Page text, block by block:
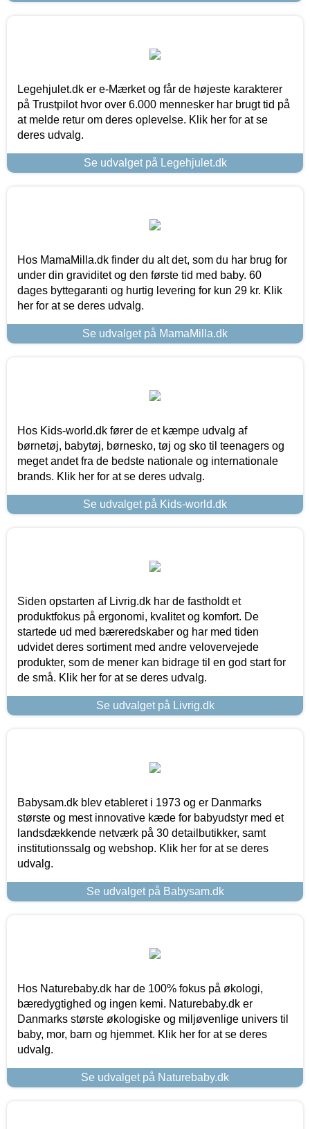
Legehjulet.dk er e-Mærket og får de højeste karakterer
på Trustpilot hvor over 6.000 mennesker har brugt tid på
at melde retur om deres oplevelse. Klik her for at se
deres udvalg.
Se udvalget på Legehjulet.dk
Hos MamaMilla.dk finder du alt det, som du har brug for
under din graviditet og den første tid med baby. 60
dages byttegaranti og hurtig levering for kun 29 kr. Klik
her for at se deres udvalg.
Se udvalget på MamaMilla.dk
Hos Kids-world.dk fører de et kæmpe udvalg af
børnetøj, babytøj, børnesko, tøj og sko til teenagers og
meget andet fra de bedste nationale og internationale
brands. Klik her for at se deres udvalg.
Se udvalget på Kids-world.dk
Siden opstarten af Livrig.dk har de fastholdt et
produktfokus på ergonomi, kvalitet og komfort. De
startede ud med bæreredskaber og har med tiden
udvidet deres sortiment med andre velovervejede
produkter, som de mener kan bidrage til en god start for
de små. Klik her for at se deres udvalg.
Se udvalget på Livrig.dk
Babysam.dk blev etableret i 1973 og er Danmarks
største og mest innovative kæde for babyudstyr med et
landsdækkende netværk på 30 detailbutikker, samt
institutionssalg og webshop. Klik her for at se deres
udvalg.
Se udvalget på Babysam.dk
Hos Naturebaby.dk har de 100% fokus på økologi,
bæredygtighed og ingen kemi. Naturebaby.dk er
Danmarks største økologiske og miljøvenlige univers til
baby, mor, barn og hjemmet. Klik her for at se deres
udvalg.
Se udvalget på Naturebaby.dk